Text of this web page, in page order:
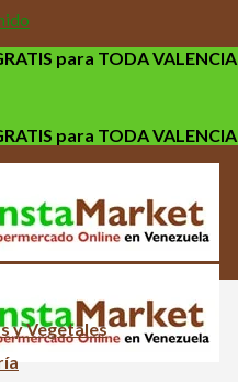
para TODA VALENCIA
para TODA VALENCIA
y Vegetales